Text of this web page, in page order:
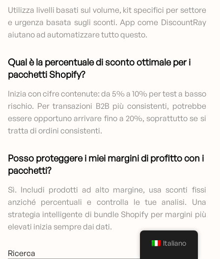
Ricerca
Utilizza livelli basati sul volume, kit specifici per settore
e urgenza basata sugli sconti. App come DiscountRay
aiutano ad automatizzare tutto questo.
Qual è la percentuale di sconto ottimale per i
pacchetti Shopify?
Inizia con cifre contenute: da 5% a 10% per test a basso
rischio. Per transazioni B2B più consistenti, potrebbe
essere opportuno arrivare fino a 20%, soprattutto se si
tratta di ordini consistenti.
Posso proteggere i miei margini di profitto con i
pacchetti?
Sì. Includi prodotti ad alto margine, usa sconti fissi
anziché percentuali e controlla le tue analisi. Una
strategia intelligente di bundle Shopify per margini più
elevati inizia sempre dai dati.
Italiano